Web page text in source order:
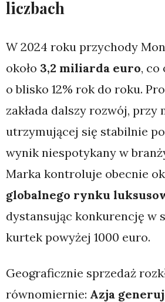
liczbach
W 2024 roku przychody
około 3,2 miliarda euro, co
o blisko 12% rok do roku.
zakłada dalszy rozwój, przy
utrzymującej się stabilnie
wynik niespotykany w
Marka kontroluje obecnie
globalnego rynku
dystansując konkurencję w
kurtek powyżej 1000 euro.
Geograficznie sprzedaż
równomiernie: Azja